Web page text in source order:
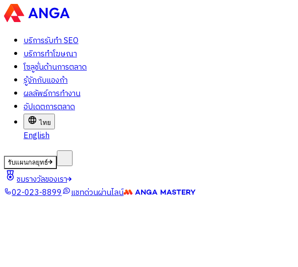
บริการรับทำ SEO
บริการทำโฆษณา
โซลูชั่นด้านการตลาด
รู้จักกับแองก้า
ผลลัพธ์การทำงาน
อัปเดตการตลาด
ไทย
English
รับแผนกลยุทธ์
ชมรางวัลของเรา
02-023-8899
แชทด่วนผ่านไลน์